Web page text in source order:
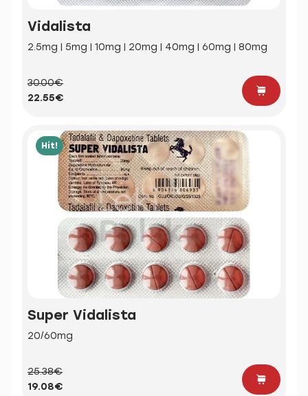
Vidalista
2.5mg | 5mg | 10mg | 20mg | 40mg | 60mg | 80mg
30.00€
22.55€
Hit!
Super Vidalista
20/60mg
25.38€
19.08€